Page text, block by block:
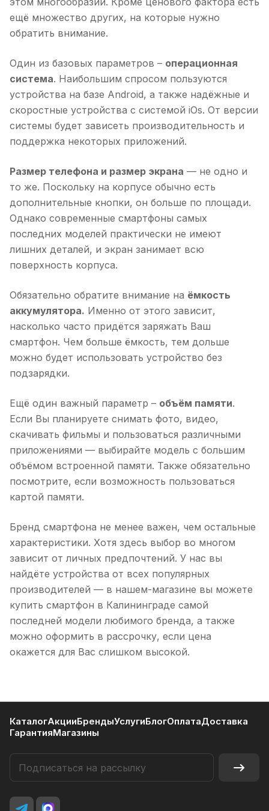
ещё множество других, на которые нужно
обратить внимание.
Один из базовых параметров – операционная
система. Наибольшим спросом пользуются
устройства на базе Android, а также надёжные и
скоростные устройства с системой iOs. От версии
системы будет зависеть производительность и
поддержка некоторых приложений.
Размер телефона и размер экрана — не одно и
то же. Поскольку на корпусе обычно есть
дополнительные кнопки, он больше по площади.
Однако современные смартфоны самых
последних моделей практически не имеют
лишних деталей, и экран занимает всю
поверхность корпуса.
Обязательно обратите внимание на ёмкость
аккумулятора. Именно от этого зависит,
насколько часто придётся заряжать Ваш
смартфон. Чем больше ёмкость, тем дольше
можно будет использовать устройство без
подзарядки.
Ещё один важный параметр – объём памяти.
Если Вы планируете снимать фото, видео,
скачивать фильмы и пользоваться различными
приложениями — выбирайте модель с большим
объёмом встроенной памяти. Также обязательно
посмотрите, если возможность пользоваться
картой памяти.
Бренд смартфона не менее важен, чем остальные
характеристики. Хотя здесь выбор во многом
зависит от личных предпочтений. У нас вы
найдёте устройства от всех популярных
производителей — в нашем-магазине вы можете
купить смартфон в Калининграде самой
последней модели любимого бренда, а также
можно оформить в рассрочку, если цена
окажется для Вас слишком высокой.
КаталогАкцииБрендыУслугиБлогОплатаДоставка
ГарантияМагазины